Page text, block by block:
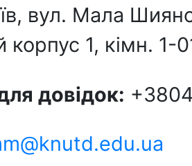
вул. Мала
корпус 1, кiмн. 1-
довідок: